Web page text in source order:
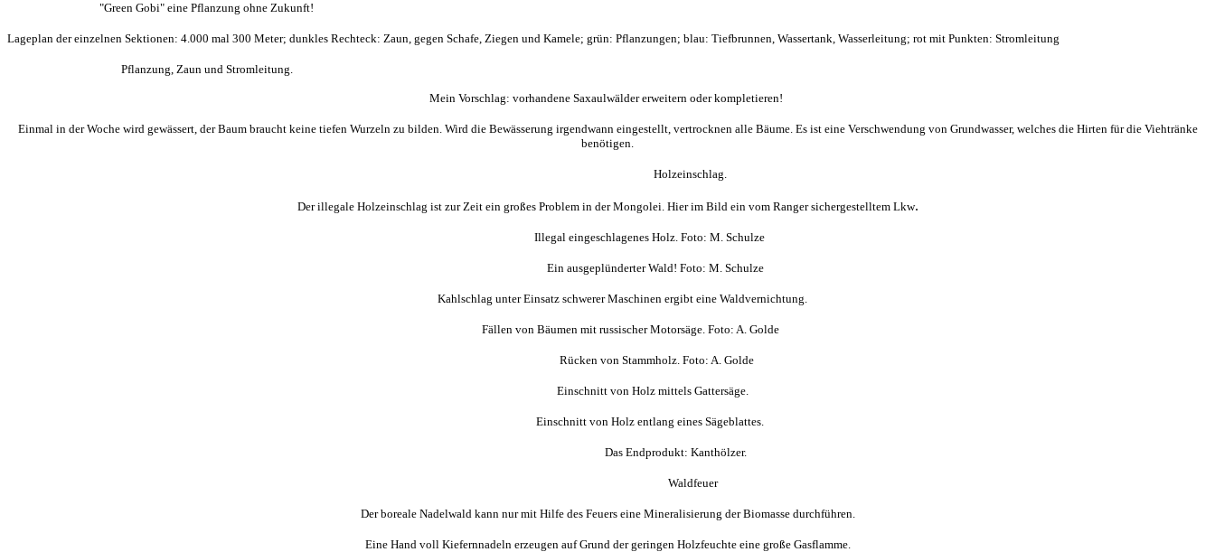
"Green Gobi" eine Pflanzung ohne Zukunft!
Lageplan der einzelnen Sektionen: 4.000 mal 300 Meter; dunkles Rechteck: Zaun, gegen Schafe, Ziegen und Kamele; grün: Pflanzungen; blau: Tiefbrunnen, Wassertank, Wasserleitung; rot mit Punkten: Stromleitung
Pflanzung, Zaun und Stromleitung.
Mein Vorschlag: vorhandene Saxaulwälder erweitern oder kompletieren!
Einmal in der Woche wird gewässert, der Baum braucht keine tiefen Wurzeln zu bilden. Wird die Bewässerung irgendwann eingestellt, vertrocknen alle Bäume. Es ist eine Verschwendung von Grundwasser, welches die Hirten für die Viehtränke
benötigen.
Holzeinschlag.
Der illegale Holzeinschlag ist zur Zeit ein großes Problem in der Mongolei. Hier im Bild ein vom Ranger sichergestelltem Lkw.
Illegal eingeschlagenes Holz. Foto: M. Schulze
Ein ausgeplünderter Wald! Foto: M. Schulze
Kahlschlag unter Einsatz schwerer Maschinen ergibt eine Waldvernichtung.
Fällen von Bäumen mit russischer Motorsäge. Foto: A. Golde
Rücken von Stammholz. Foto: A. Golde
Einschnitt von Holz mittels Gattersäge.
Einschnitt von Holz entlang eines Sägeblattes.
Das Endprodukt: Kanthölzer.
Waldfeuer
Der boreale Nadelwald kann nur mit Hilfe des Feuers eine Mineralisierung der Biomasse durchführen.
Eine Hand voll Kiefernnadeln erzeugen auf Grund der geringen Holzfeuchte eine große Gasflamme.